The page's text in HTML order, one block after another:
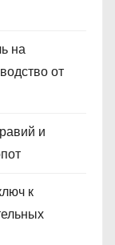
на
от
и
к